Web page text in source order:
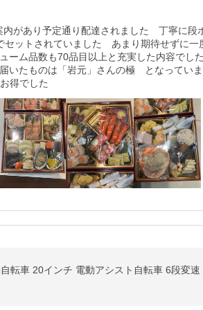
があり予定通り配達されました　丁寧に段
ットされていました　あまり期待せずに一
ーム品数も70品目以上と充実した内容でし
いたものは「岩元」さんの極　となってい
得でした
転車 20インチ 電動アシスト自転車 6段変